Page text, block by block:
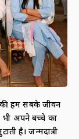
की हम सबके जीवन
भी अपने बच्चे का
है। जन्मदात्री